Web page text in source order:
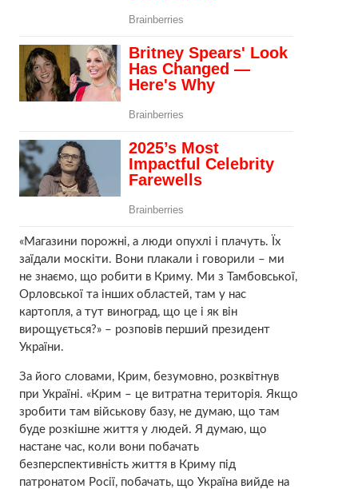
«Магазини порожні, а люди опухлі і плачуть. Їх
заїдали москіти. Вони плакали і говорили – ми
не знаємо, що робити в Криму. Ми з Тамбовської,
Орловської та інших областей, там у нас
картопля, а тут виноград, що це і як він
вирощується?» – розповів перший президент
України.
За його словами, Крим, безумовно, розквітнув
при Україні. «Крим – це витратна територія. Якщо
зробити там військову базу, не думаю, що там
буде розкішне життя у людей. Я думаю, що
настане час, коли вони побачать
безперспективність життя в Криму під
патронатом Росії, побачать, що Україна вийде на